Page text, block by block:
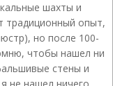
шахты и
традиционный опыт,
но после 100-
чтобы нашел ни
стены и